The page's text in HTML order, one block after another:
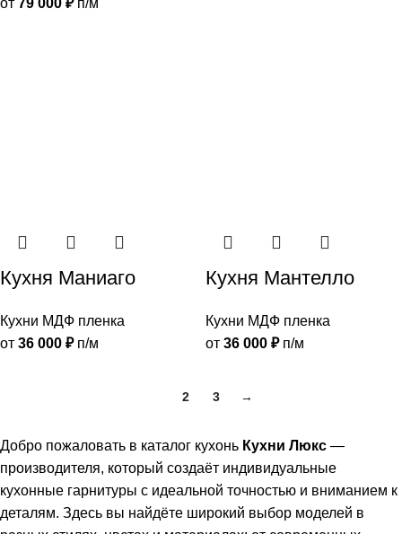
Кухня Маниаго
Кухни МДФ пленка
от 36 000 ₽п/м
Кухня Мантелло
Кухни МДФ пленка
от 36 000 ₽п/м
2 3 →
Добро пожаловать в каталог кухонь Кухни Люкс —
производителя, который создаёт индивидуальные
кухонные гарнитуры с идеальной точностью и вниманием к
деталям. Здесь вы найдёте широкий выбор моделей в